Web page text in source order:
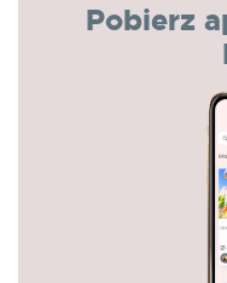
Pobierz